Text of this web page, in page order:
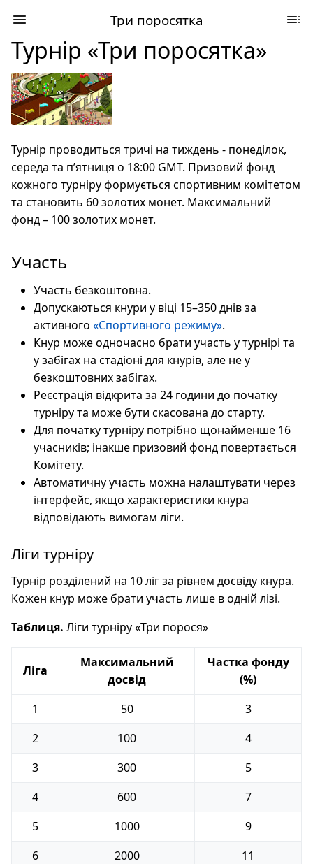
Три поросятка
Турнір «Три поросятка»
Турнір проводиться тричі на тиждень - понеділок,
середа та п’ятниця о 18:00 GMT. Призовий фонд
кожного турніру формується спортивним комітетом
та становить 60 золотих монет. Максимальний
фонд – 100 золотих монет.
Участь
Участь безкоштовна.
Допускаються кнури у віці 15–350 днів за
активного «Спортивного режиму».
Кнур може одночасно брати участь у турнірі та
у забігах на стадіоні для кнурів, але не у
безкоштовних забігах.
Реєстрація відкрита за 24 години до початку
турніру та може бути скасована до старту.
Для початку турніру потрібно щонайменше 16
учасників; інакше призовий фонд повертається
Комітету.
Автоматичну участь можна налаштувати через
інтерфейс, якщо характеристики кнура
відповідають вимогам ліги.
Ліги турніру
Турнір розділений на 10 ліг за рівнем досвіду кнура.
Кожен кнур може брати участь лише в одній лізі.
Таблиця. Ліги турніру «Три порося»
Ліга
Максимальний
досвід
Частка фонду
(%)
1
50
3
2
100
4
3
300
5
4
600
7
5
1000
9
6
2000
11